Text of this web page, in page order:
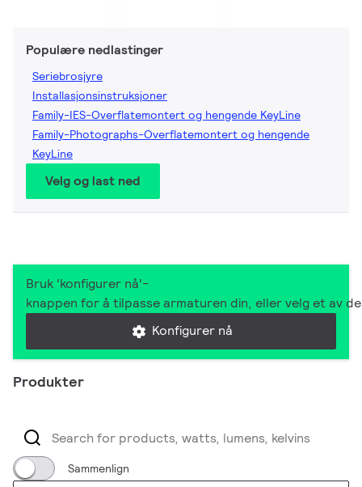
Populære nedlastinger
Seriebrosjyre
Installasjonsinstruksjoner
Family-IES-Overflatemontert og hengende KeyLine
Family-Photographs-Overflatemontert og hengende
KeyLine
Velg og last ned
Bruk 'konfigurer nå'-
knappen for å tilpasse armaturen din, eller velg et av
Konfigurer nå
Produkter
Sammenlign